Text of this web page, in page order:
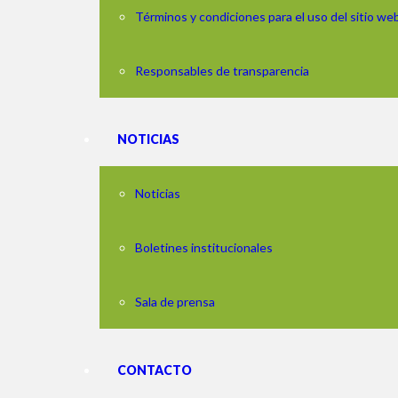
Términos y condiciones para el uso del sitio
Responsables de transparencia
NOTICIAS
Noticias
Boletines institucionales
Sala de prensa
CONTACTO